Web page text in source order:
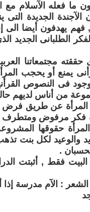
ما فعله الآسلام مع
الجديدة التى
, فهم يهدفون أيضا الى
الطلبانى الجديد
حققته مجتمعاتنا
يمنع أو يحجب
فى النصوص
من أناس لديهم
المرأة عن طريق فرض
إنه فكر مرفوض
حقوقها
والوعيد لكل بنت
.
فقط , أثبتت
: الآم مدرسة إذا